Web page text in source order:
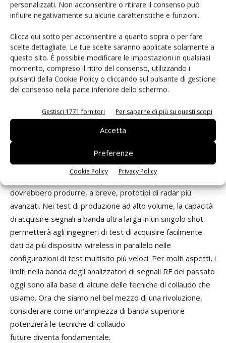
personalizzati. Non acconsentire o ritirare il consenso può
influire negativamente su alcune caratteristiche e funzioni.
Clicca qui sotto per acconsentire a quanto sopra o per fare
scelte dettagliate. Le tue scelte saranno applicate solamente a
questo sito. È possibile modificare le impostazioni in qualsiasi
momento, compreso il ritiro del consenso, utilizzando i
pulsanti della Cookie Policy o cliccando sul pulsante di gestione
del consenso nella parte inferiore dello schermo.
Gestisci 1771 fornitori Per saperne di più su questi scopi
Accetta
Preferenze
Cookie Policy Privacy Policy
oscilloscopi odierni con bande di gigahertz verso risoluzioni
ancor più elevate.
Strumenti RF di prossima generazione
Per gli ingegneri dell’industria wireless, la prossima
generazione di strumenti dalla banda estremamente ampia
. pronta a guidare i prodotti 5G verso il mercato. Con una
ingegneri si serviranno presto, però, anche di nuovi
approcci di misura e tecniche interessanti, introdotte dagli
analizzatori di segnali RF di ultima generazione (e persino
dagli oscilloscopi). Nello sviluppo e nella progettazione di
radar, ad esempio, la larghezza di banda in continua
dovrebbero produrre, a breve, prototipi di radar più
avanzati. Nei test di produzione ad alto volume, la capacità
di acquisire segnali a banda ultra larga in un singolo shot
permetterà agli ingegneri di test di acquisire facilmente
dati da più dispositivi wireless in parallelo nelle
configurazioni di test multisito più veloci. Per molti aspetti, i
limiti nella banda degli analizzatori di segnali RF del passato
oggi sono alla base di alcune delle tecniche di collaudo che
usiamo. Ora che siamo nel bel mezzo di una rivoluzione,
considerare come un’ampiezza di banda superiore
potenzierà le tecniche di collaudo
future diventa fondamentale.